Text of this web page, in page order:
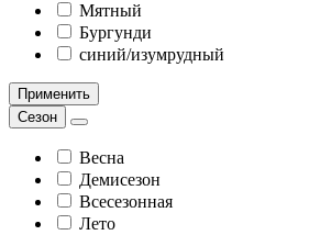
Мятный
Бургунди
синий/изумрудный
Применить
Сезон
Весна
Демисезон
Всесезонная
Лето